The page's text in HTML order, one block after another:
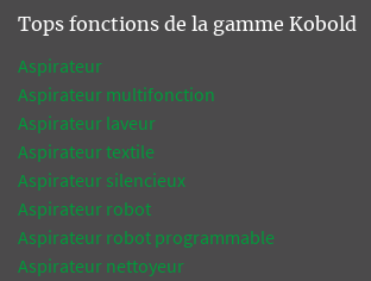
Tops fonctions de la gamme Kobold
Aspirateur
Aspirateur multifonction
Aspirateur laveur
Aspirateur textile
Aspirateur silencieux
Aspirateur robot
Aspirateur robot programmable
Aspirateur nettoyeur